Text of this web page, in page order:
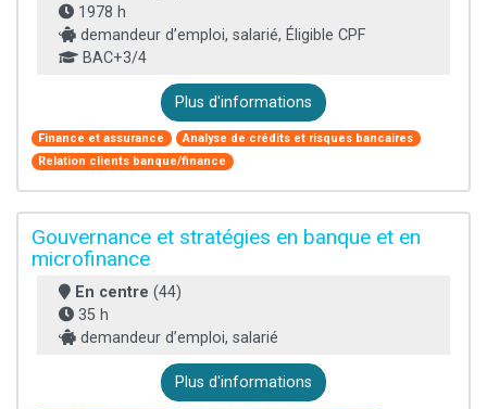
1978 h
demandeur d’emploi, salarié, Éligible CPF
BAC+3/4
Plus d'informations
Finance et assurance
Analyse de crédits et risques bancaires
Relation clients banque/finance
Gouvernance et stratégies en banque et en
microfinance
En centre (44)
35 h
demandeur d’emploi, salarié
Plus d'informations